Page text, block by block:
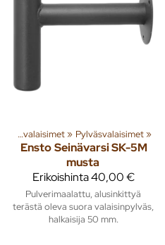
Ulkovalaisimet‪» Pylväsvalaisimet‪»
EnstoSeinävarsi SK-5M
musta
Erikoishinta40,00 €
Pulverimaalattu, alusinkittyä
terästä oleva suora valaisinpylväs,
halkaisija 50 mm.